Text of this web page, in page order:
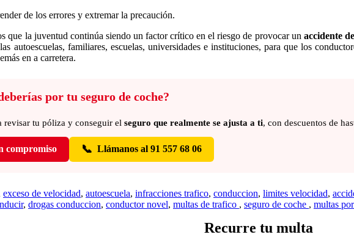
de los errores y extremar la precaución.
que la juventud continúa siendo un factor crítico en el riesgo de provocar un accidente
autoescuelas, familiares, escuelas, universidades e instituciones, para que los
en a carretera.
por tu seguro de coche?
revisar tu póliza y conseguir el seguro que realmente se ajusta a ti, con descuentos de
compromiso 📞 Llámanos al 91 557 68 06
exceso de velocidad, autoescuela, infracciones trafico, conduccion, limites velocidad,
, drogas conduccion, conductor novel, multas de trafico , seguro de coche , multas
Recurre tu multa